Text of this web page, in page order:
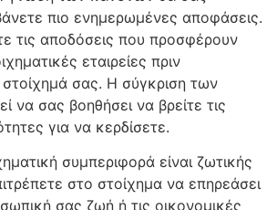
πιο ενημερωμένες αποφάσεις.
τις αποδόσεις που προσφέρουν
εταιρείες πριν
σας. Η σύγκριση των
να σας βοηθήσει να βρείτε τις
για να κερδίσετε.
συμπεριφορά είναι ζωτικής
στο στοίχημα να επηρεάσει
σας ζωή ή τις οικονομικές